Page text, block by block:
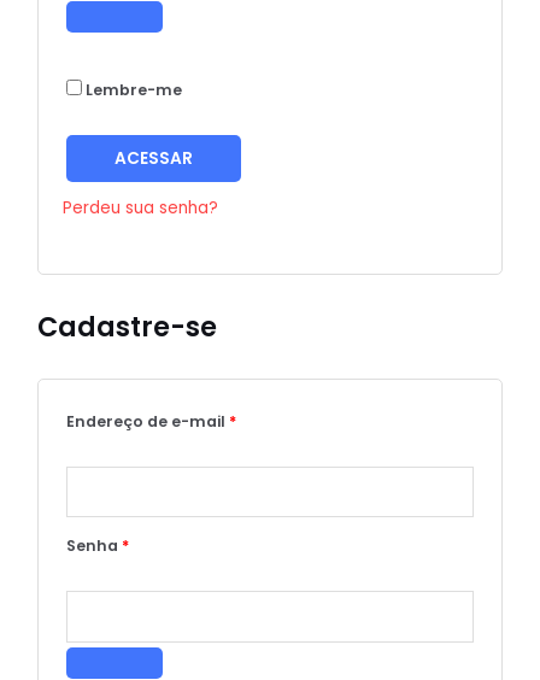
Lembre-me
ACESSAR
Perdeu sua senha?
Cadastre-se
Endereço de e-mail *
Senha *